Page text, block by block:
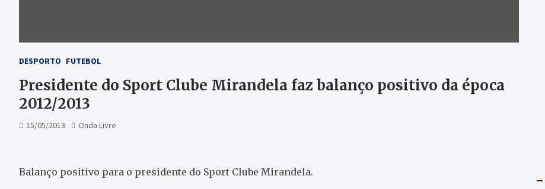
DESPORTO FUTEBOL
Presidente do Sport Clube Mirandela faz balanço positivo da época
2012/2013
15/05/2013 Onda Livre
Balanço positivo para o presidente do Sport Clube Mirandela.